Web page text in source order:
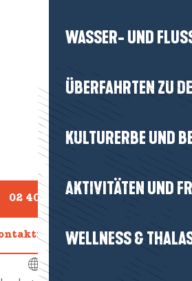
WASSER- UND
ÜBERFAHRTEN ZU
KULTURERBE UND
AKTIVITÄTEN UND
WELLNESS &
02 40 23 47
Sie uns